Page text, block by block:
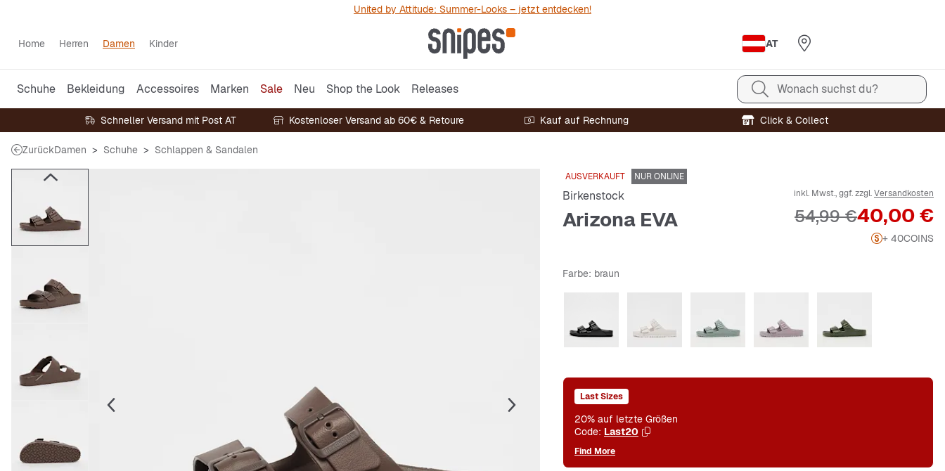
United by Attitude: Summer-Looks – jetzt entdecken!
Home Herren Damen Kinder AT
Schuhe Bekleidung Accessoires Marken Sale Neu Shop the Look Releases Wonach suchst du?
Schneller Versand mit Post AT Kostenloser Versand ab 60€ & Retoure Kauf auf Rechnung Click & Collect
ZurückDamen Schuhe Schlappen & Sandalen
AUSVERKAUFT NUR ONLINE
Birkenstock
Arizona EVA
inkl. Mwst., ggf. zzgl.Versandkosten
Preis
40,00 €
Originalpreis
54,99 €
+ 40COINS
Farbe: braun
Last Sizes
20% auf letzte Größen
Code: Last20
Find More